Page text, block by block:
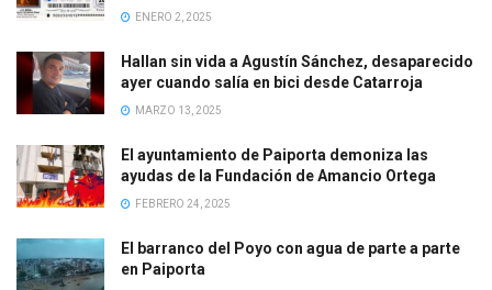
ENERO 2, 2025
Hallan sin vida a Agustín Sánchez, desaparecido
ayer cuando salía en bici desde Catarroja
MARZO 13, 2025
El ayuntamiento de Paiporta demoniza las
ayudas de la Fundación de Amancio Ortega
FEBRERO 24, 2025
El barranco del Poyo con agua de parte a parte
en Paiporta